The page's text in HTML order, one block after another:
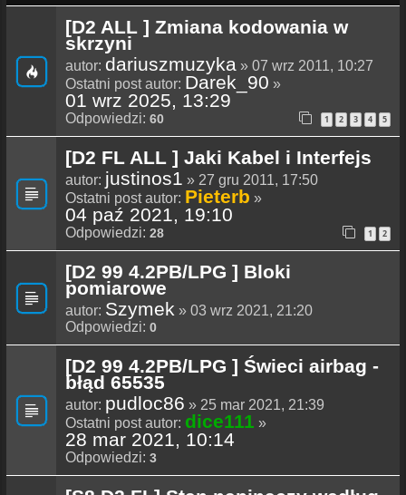
[D2 ALL ] Zmiana kodowania w
skrzyni
autor: dariuszmuzyka » 07 wrz 2011, 10:27
Ostatni post autor: Darek_90 »
01 wrz 2025, 13:29
Odpowiedzi: 60 1 2 3 4 5
[D2 FL ALL ] Jaki Kabel i Interfejs
autor: justinos1 » 27 gru 2011, 17:50
Ostatni post autor: Pieterb »
04 paź 2021, 19:10
Odpowiedzi: 28 1 2
[D2 99 4.2PB/LPG ] Bloki
pomiarowe
autor: Szymek » 03 wrz 2021, 21:20
Odpowiedzi: 0
[D2 99 4.2PB/LPG ] Świeci airbag -
błąd 65535
autor: pudloc86 » 25 mar 2021, 21:39
Ostatni post autor: dice111 »
28 mar 2021, 10:14
Odpowiedzi: 3